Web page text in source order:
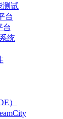
测试
台
台
统
）